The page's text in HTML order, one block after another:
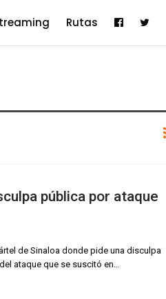
Rutas
pública por ataque
de Sinaloa donde pide una disculpa
ataque que se suscitó en…